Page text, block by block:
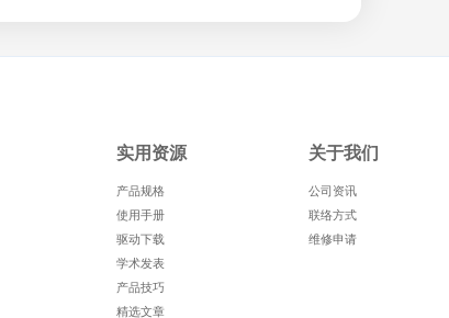
实用资源
产品规格
使用手册
驱动下载
学术发表
产品技巧
精选文章
关于我们
公司资讯
联络方式
维修申请